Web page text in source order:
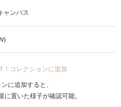
ャンバス
！コレクションに追加
に追加すると、
に置いた様子が確認可能。